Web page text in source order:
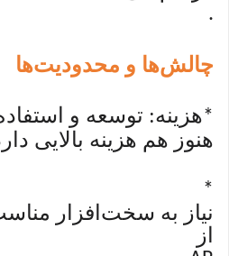
.
چالش‌ها و محدودیت‌ها
*هزینه: توسعه و
هنوز هم هزینه بالایی
*
نیاز به سخت‌افزار
از